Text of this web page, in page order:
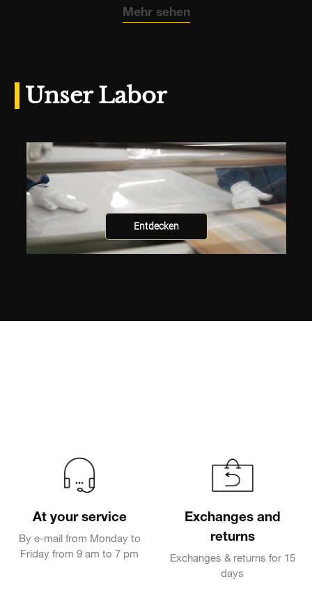
Mehr sehen
Unser Labor
Entdecken
At your service
By e-mail from Monday to
Friday from 9 am to 7 pm
Exchanges and
returns
Exchanges & returns for 15
days